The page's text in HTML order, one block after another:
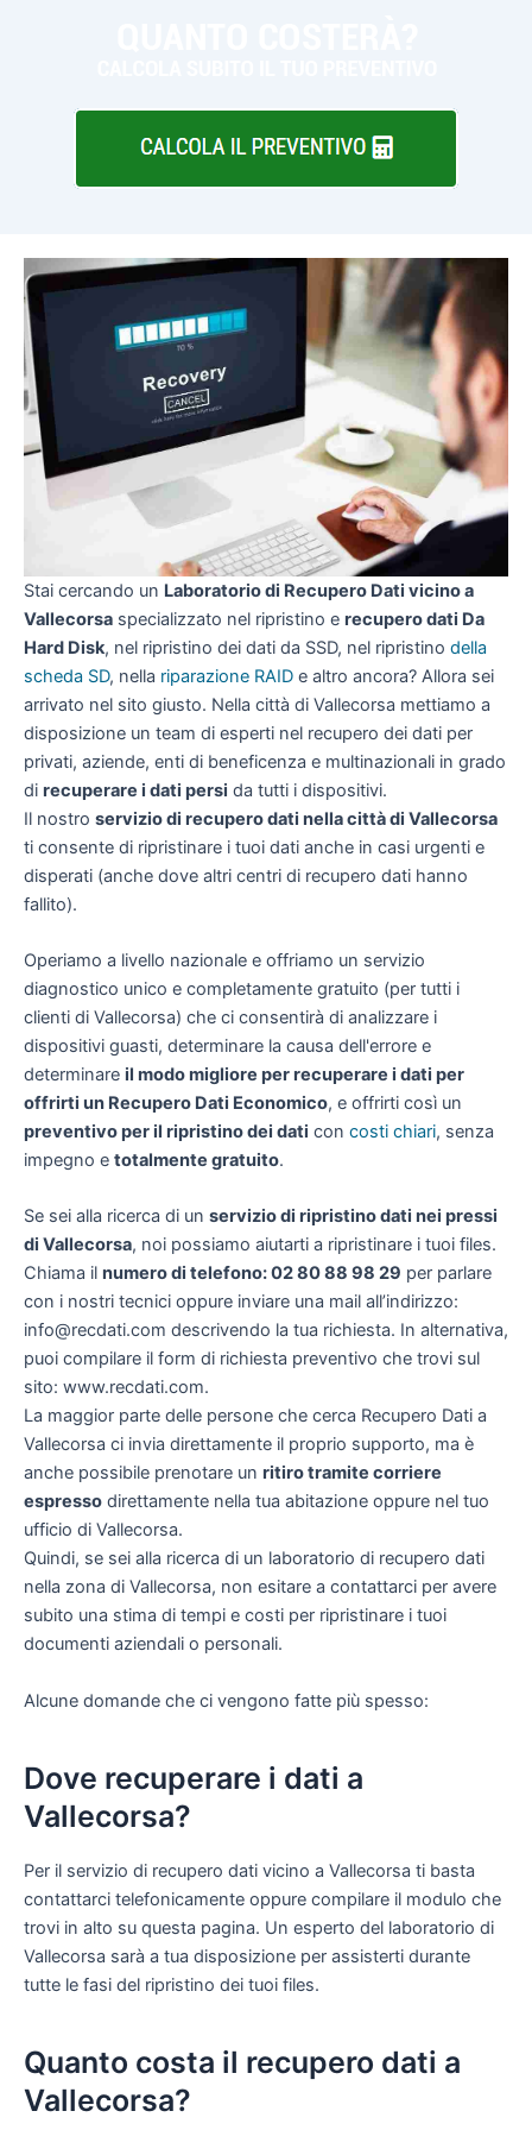
Stai cercando un Laboratorio di Recupero Dati vicino a
Vallecorsa specializzato nel ripristino e recupero dati Da
Hard Disk, nel ripristino dei dati da SSD, nel ripristino della
scheda SD, nella riparazione RAID e altro ancora? Allora sei
arrivato nel sito giusto. Nella città di Vallecorsa mettiamo a
disposizione un team di esperti nel recupero dei dati per
privati, aziende, enti di beneficenza e multinazionali in grado
di recuperare i dati persi da tutti i dispositivi.
Il nostro servizio di recupero dati nella città di Vallecorsa
ti consente di ripristinare i tuoi dati anche in casi urgenti e
disperati (anche dove altri centri di recupero dati hanno
fallito).
Operiamo a livello nazionale e offriamo un servizio
diagnostico unico e completamente gratuito (per tutti i
clienti di Vallecorsa) che ci consentirà di analizzare i
dispositivi guasti, determinare la causa dell'errore e
determinare il modo migliore per recuperare i dati per
offrirti un Recupero Dati Economico, e offrirti così un
preventivo per il ripristino dei dati con costi chiari, senza
impegno e totalmente gratuito.
Se sei alla ricerca di un servizio di ripristino dati nei pressi
di Vallecorsa, noi possiamo aiutarti a ripristinare i tuoi files.
Chiama il numero di telefono: 02 80 88 98 29 per parlare
con i nostri tecnici oppure inviare una mail all’indirizzo:
info@recdati.com descrivendo la tua richiesta. In alternativa,
puoi compilare il form di richiesta preventivo che trovi sul
sito: www.recdati.com.
La maggior parte delle persone che cerca Recupero Dati a
Vallecorsa ci invia direttamente il proprio supporto, ma è
anche possibile prenotare un ritiro tramite corriere
espresso direttamente nella tua abitazione oppure nel tuo
ufficio di Vallecorsa.
Quindi, se sei alla ricerca di un laboratorio di recupero dati
nella zona di Vallecorsa, non esitare a contattarci per avere
subito una stima di tempi e costi per ripristinare i tuoi
documenti aziendali o personali.
Alcune domande che ci vengono fatte più spesso:
Dove recuperare i dati a
Vallecorsa?
Per il servizio di recupero dati vicino a Vallecorsa ti basta
contattarci telefonicamente oppure compilare il modulo che
trovi in alto su questa pagina. Un esperto del laboratorio di
Vallecorsa sarà a tua disposizione per assisterti durante
tutte le fasi del ripristino dei tuoi files.
Quanto costa il recupero dati a
Vallecorsa?